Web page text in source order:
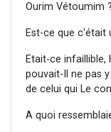
Ourim Vétoumim ?
Est-ce que c'était
Etait-ce infaillible,
pouvait-Il ne pas
de celui qui Le
A quoi